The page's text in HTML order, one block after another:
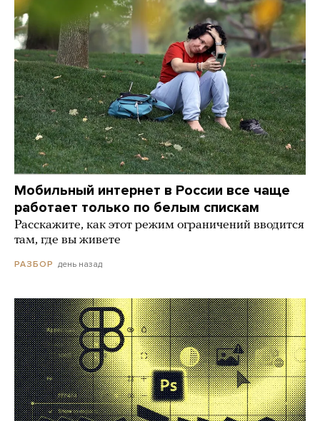
Мобильный интернет в России все чаще
работает только по белым спискам
Расскажите, как этот режим ограничений вводится
там, где вы живете
РАЗБОР день назад